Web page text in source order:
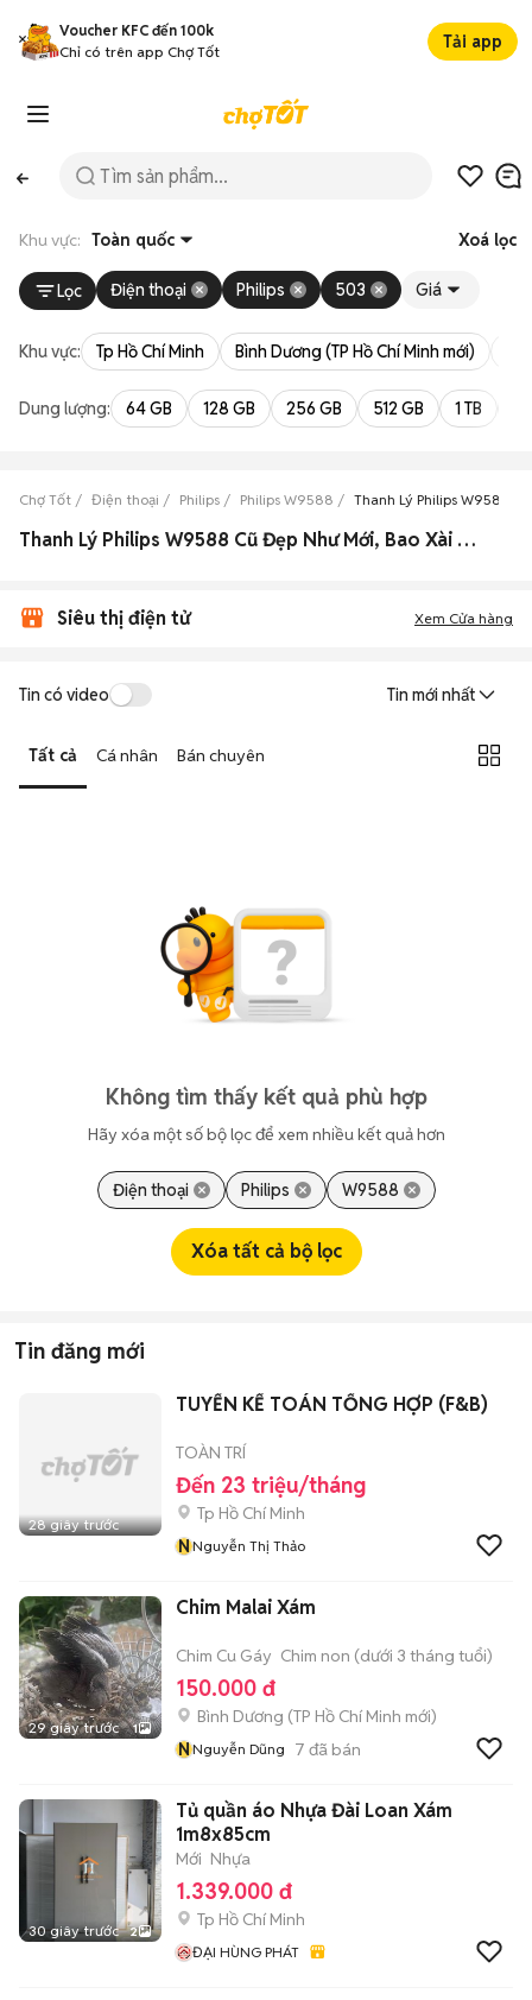
Voucher KFC đến 100k
Chỉ có trên app Chợ Tốt
Tải app
Khu vực: Toàn quốc Xoá lọc
Lọc Điện thoại Philips 503 Giá
Khu vực: Tp Hồ Chí Minh Bình Dương (TP Hồ Chí Minh mới)
Dung lượng: 64 GB 128 GB 256 GB 512 GB 1 TB
Chợ Tốt Điện thoại Philips Philips W9588 Thanh Lý Philips W9588 Cũ
Thanh Lý Philips W9588 Cũ Đẹp Như Mới, Bao Xài Ngon
Siêu thị điện tử Xem Cửa hàng
Tin có video Tin mới nhất
Tất cả Cá nhân Bán chuyên
Không tìm thấy kết quả phù hợp
Hãy xóa một số bộ lọc để xem nhiều kết quả hơn
Điện thoại Philips W9588
Xóa tất cả bộ lọc
Tin đăng mới
28 giây trước
TUYỂN KẾ TOÁN TỔNG HỢP (F&B)
TOÀN TRÍ
Đến 23 triệu/tháng
Tp Hồ Chí Minh
NNguyễn Thị Thảo
29 giây trước 1
Chim Malai Xám
Chim Cu Gáy Chim non (dưới 3 tháng tuổi)
150.000 đ
Bình Dương (TP Hồ Chí Minh mới)
NNguyễn Dũng 7 đã bán
30 giây trước 2
Tủ quần áo Nhựa Đài Loan Xám
1m8x85cm
Mới Nhựa
1.339.000 đ
Tp Hồ Chí Minh
ĐẠI HÙNG PHÁT